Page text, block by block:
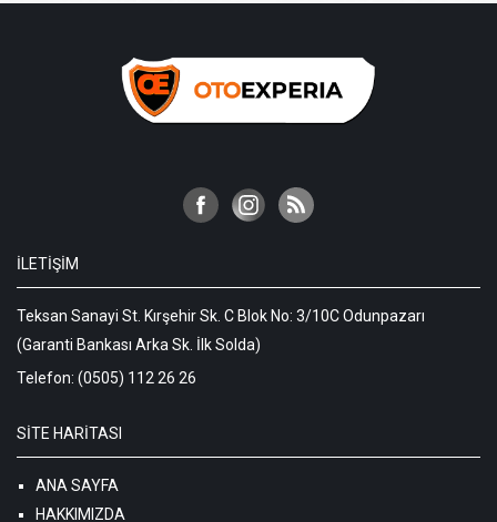
İLETIŞIM
Teksan Sanayi St. Kırşehir Sk. C Blok No: 3/10C Odunpazarı
(Garanti Bankası Arka Sk. İlk Solda)
Telefon: (0505) 112 26 26
SITE HARITASI
ANA SAYFA
HAKKIMIZDA